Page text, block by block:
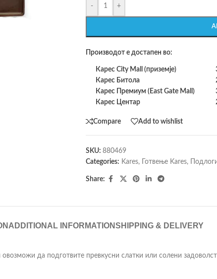
- +
Производот е достапен во:
Карес City Mall (приземје)
Карес Битола
Карес Премиум (East Gate Mall)
Карес Центар
Compare Add to wishlist
SKU: 880469
Categories: Kares, Готвење Kares,
Share:
ADDITIONAL INFORMATIONSHIPPING & DELIVERY
да подготвите превкусни слатки или солени